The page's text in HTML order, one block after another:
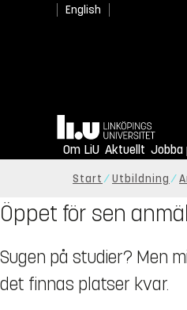
English
Hem
Om LiU Aktuellt Jobba
Start Utbildning
Öppet för sen
Sugen på studier? Men
det finnas platser kvar.